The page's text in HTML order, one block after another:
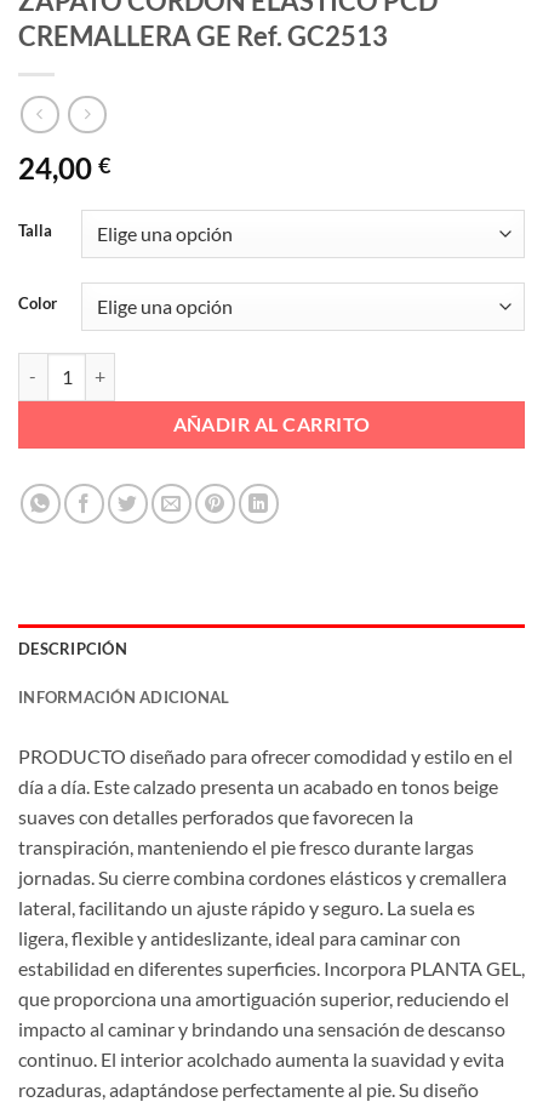
CREMALLERA GE Ref. GC2513
24,00 €
Talla
Color
AÑADIR AL CARRITO
DESCRIPCIÓN
INFORMACIÓN ADICIONAL
PRODUCTO diseñado para ofrecer comodidad y estilo en el
día a día. Este calzado presenta un acabado en tonos beige
suaves con detalles perforados que favorecen la
transpiración, manteniendo el pie fresco durante largas
jornadas. Su cierre combina cordones elásticos y cremallera
lateral, facilitando un ajuste rápido y seguro. La suela es
ligera, flexible y antideslizante, ideal para caminar con
estabilidad en diferentes superficies. Incorpora PLANTA GEL,
que proporciona una amortiguación superior, reduciendo el
impacto al caminar y brindando una sensación de descanso
continuo. El interior acolchado aumenta la suavidad y evita
rozaduras, adaptándose perfectamente al pie. Su diseño